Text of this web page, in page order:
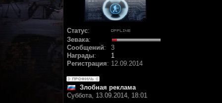
Статус:
Зевака:
Сообщений:
3
Награды:
1
Регистрация: 12.09.2014
Злобная реклама
Суббота, 13.09.2014, 18:01